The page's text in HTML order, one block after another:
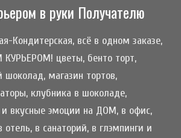
в руки Получателю
Кондитерская, всё в одном заказе,
цветы, бенто торт,
шоколад, магазин тортов,
клубника в шоколаде,
вкусные эмоции на ДОМ, в офис,
отель, в санаторий, в глэмпинги и